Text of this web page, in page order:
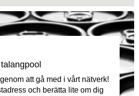
att gå med i vårt nätverk!
och berätta lite om dig